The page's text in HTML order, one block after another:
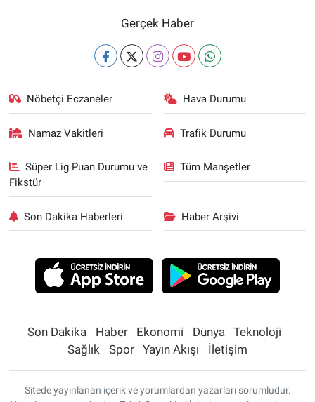
Gerçek Haber
Nöbetçi Eczaneler Hava Durumu
Namaz Vakitleri Trafik Durumu
Süper Lig Puan Durumu ve
Fikstür
Tüm Manşetler
Son Dakika Haberleri Haber Arşivi
Son Dakika Haber Ekonomi Dünya
Teknoloji
Sağlık
Spor Yayın Akışı İletişim
Sitede yayınlanan içerik ve yorumlardan yazarları sorumludur.